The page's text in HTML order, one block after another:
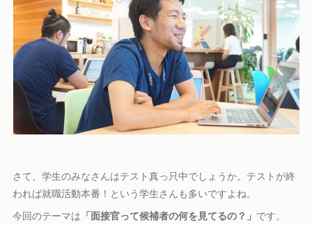
さて、学生のみなさんはテスト真っ只中でしょうか。テストが終
われば就職活動本番！という学生さんも多いですよね。
今回のテーマは 「面接官って候補者の何を見てるの？」 です。